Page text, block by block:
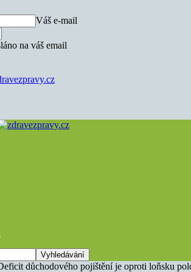
Váš e-mail
na váš email
důchodového pojištění je oproti loňsku